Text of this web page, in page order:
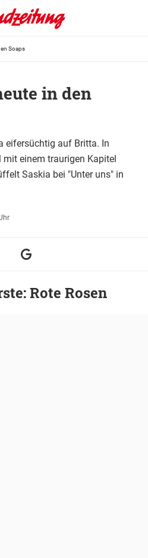
Soaps
in den
eifersüchtig auf Britta. In
mit einem traurigen Kapitel
Saskia bei "Unter uns" in
Rote Rosen